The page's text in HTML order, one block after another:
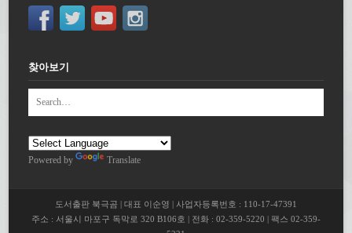
찾아보기
Powered by Translate
도서출판 북극곰 | 대표 이순영 | 사업자등록번호 : 110-17-47391
주소 : 서울시 마포구 독막로 320 B106호 | 전화 : 02-359-5220 | 팩스 02-359-